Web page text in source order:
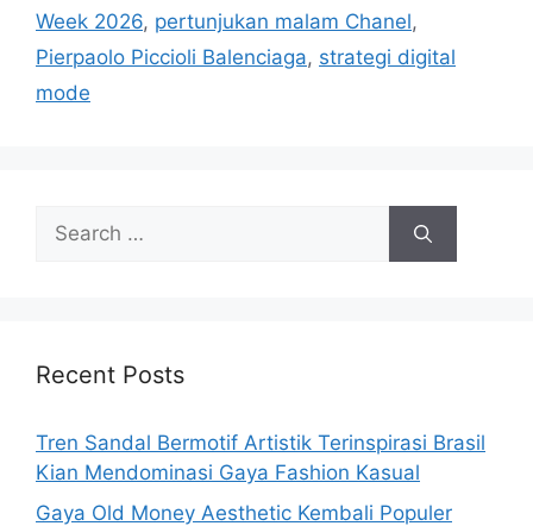
Week 2026, pertunjukan malam Chanel,
Pierpaolo Piccioli Balenciaga, strategi digital
mode
Search
for:
Recent Posts
Tren Sandal Bermotif Artistik Terinspirasi Brasil
Kian Mendominasi Gaya Fashion Kasual
Gaya Old Money Aesthetic Kembali Populer